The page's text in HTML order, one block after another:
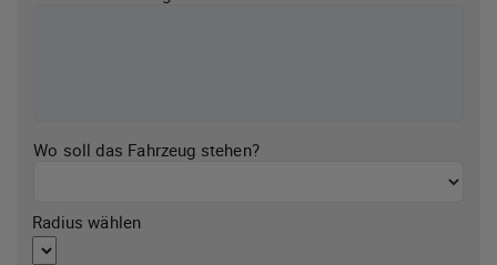
Wo soll das Fahrzeug stehen?
Radius wählen